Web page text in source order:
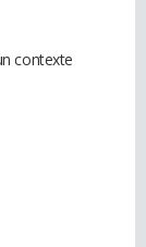
contexte